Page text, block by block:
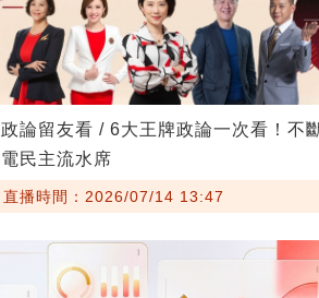
政論留友看 / 6大王牌政論一次看！不
電民主流水席
直播時間：2026/07/14 13:47